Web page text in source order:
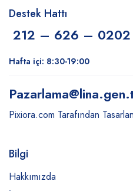
Destek Hattı
212 – 626 – 0202
Hafta içi: 8:30-19:00
Pazarlama
Pixiora.com Tarafından
Bilgi
Hakkımızda